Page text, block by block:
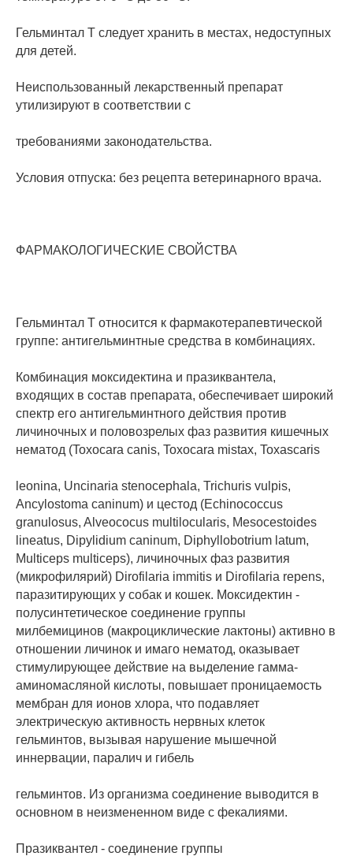
Гельминтал Т следует хранить в местах, недоступных
для детей.
Неиспользованный лекарственный препарат
утилизируют в соответствии с
требованиями законодательства.
Условия отпуска: без рецепта ветеринарного врача.
ФАРМАКОЛОГИЧЕСКИЕ СВОЙСТВА
Гельминтал Т относится к фармакотерапевтической
группе: антигельминтные средства в комбинациях.
Комбинация моксидектина и празиквантела,
входящих в состав препарата, обеспечивает широкий
спектр его антигельминтного действия против
личиночных и половозрелых фаз развития кишечных
нематод (Toxocara canis, Toxocara mistax, Toxascaris
leonina, Uncinaria stenocephala, Trichuris vulpis,
Ancylostoma caninum) и цестод (Echinococcus
granulosus, Alveococus multilocularis, Mesocestoides
lineatus, Dipylidium caninum, Diphyllobotrium latum,
Multiceps multiceps), личиночных фаз развития
(микрофилярий) Dirofilaria immitis и Dirofilaria repens,
паразитирующих у собак и кошек. Моксидектин -
полусинтетическое соединение группы
милбемицинов (макроциклические лактоны) активно в
отношении личинок и имаго нематод, оказывает
стимулирующее действие на выделение гамма-
аминомасляной кислоты, повышает проницаемость
мембран для ионов хлора, что подавляет
электрическую активность нервных клеток
гельминтов, вызывая нарушение мышечной
иннервации, паралич и гибель
гельминтов. Из организма соединение выводится в
основном в неизмененном виде с фекалиями.
Празиквантел - соединение группы